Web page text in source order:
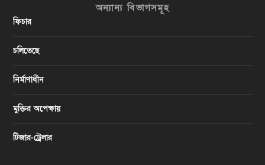
অন্যান্য বিভাগসমূহ
ফিচার
চলিতেছে
নির্মাণাধীন
মুক্তির অপেক্ষায়
টিজার-ট্রেলার